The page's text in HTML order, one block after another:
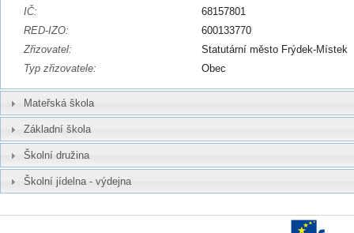
IČ:
68157801
RED-IZO:
600133770
Zřizovatel:
Statutární město Frýdek-Místek
Typ zřizovatele:
Obec
Mateřská škola
Základní škola
Školní družina
Školní jídelna - výdejna